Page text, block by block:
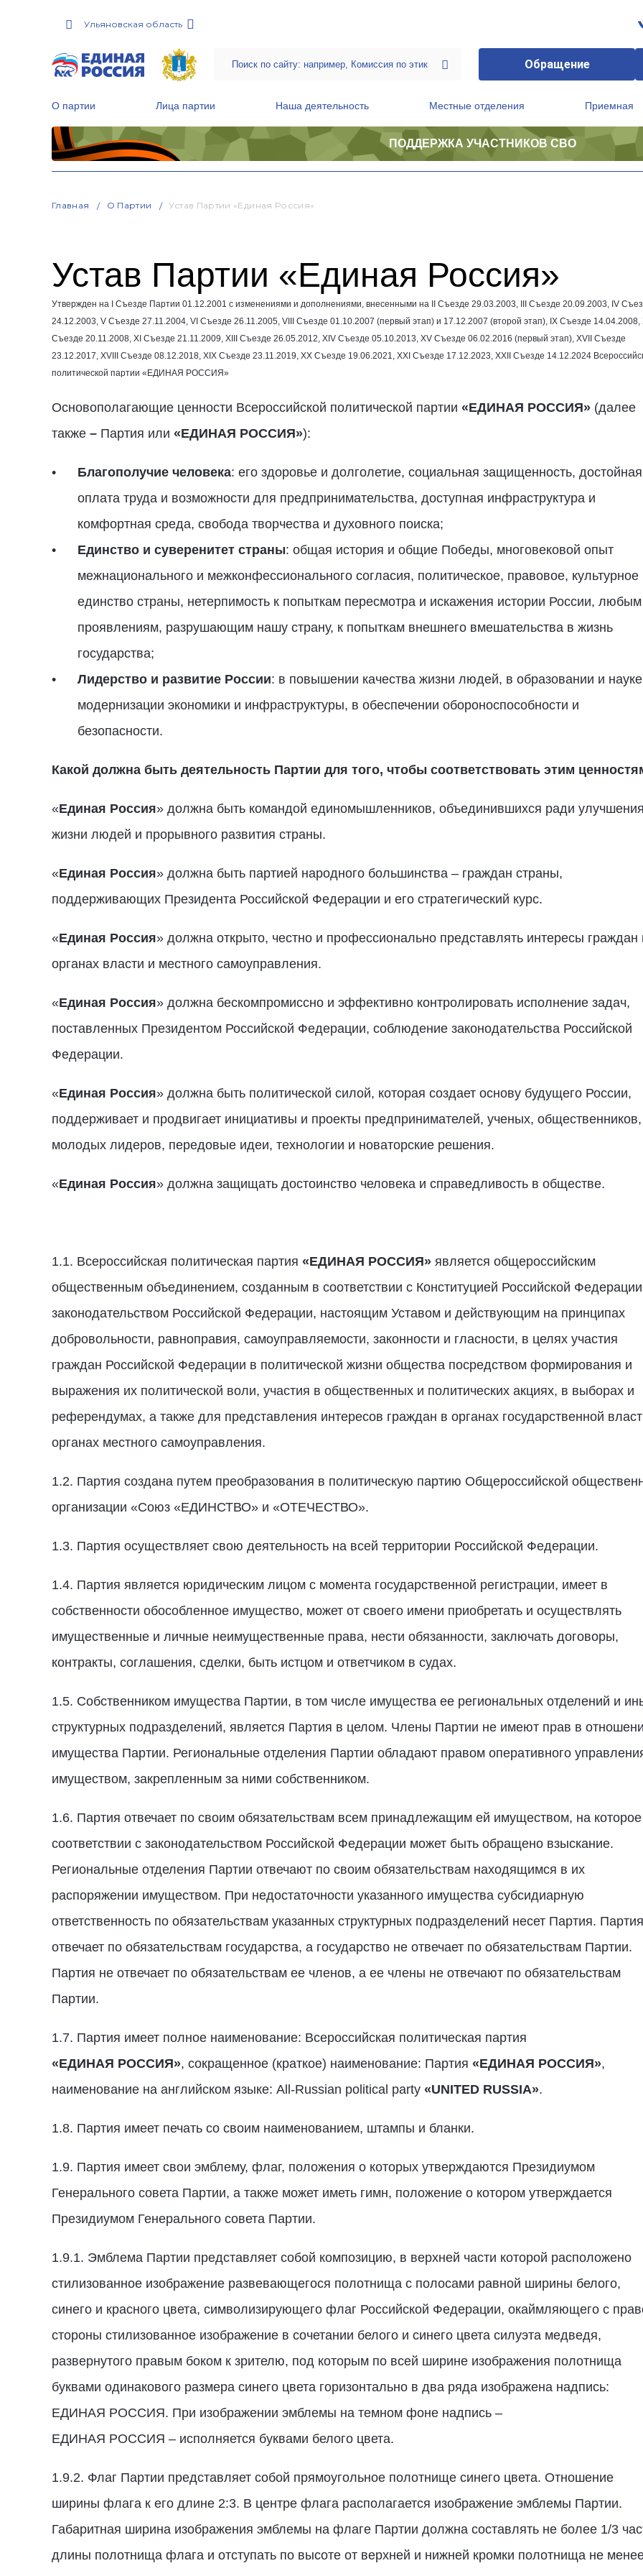
Ульяновская область
Обращение
О партии Лица партии Наша деятельность Местные отделения Приемная
ПОДДЕРЖКА УЧАСТНИКОВ СВО
Главная О Партии Устав Партии «Единая Россия»
Устав Партии «Единая Россия»
Утвержден на I Съезде Партии 01.12.2001 с изменениями и дополнениями, внесенными на II Съезде 29.03.2003, III Съезде 20.09.2003, IV
24.12.2003, V Съезде 27.11.2004, VI Съезде 26.11.2005, VIII Съезде 01.10.2007 (первый этап) и 17.12.2007 (второй этап), IX Съезде 14.04.2008,
Съезде 20.11.2008, ХI Съезде 21.11.2009, ХIII Съезде 26.05.2012, ХIV Съезде 05.10.2013, ХV Съезде 06.02.2016 (первый этап), XVII Съезде
23.12.2017, XVIII Съезде 08.12.2018, XIX Съезде 23.11.2019, XX Съезде 19.06.2021, XXI Съезде 17.12.2023, XXII Съезде 14.12.2024
политической партии «ЕДИНАЯ РОССИЯ»
Основополагающие ценности Всероссийской политической партии «ЕДИНАЯ РОССИЯ» (далее
также – Партия или «ЕДИНАЯ РОССИЯ»):
Благополучие человека: его здоровье и долголетие, социальная защищенность, достойная
оплата труда и возможности для предпринимательства, доступная инфраструктура и
комфортная среда, свобода творчества и духовного поиска;
Единство и суверенитет страны: общая история и общие Победы, многовековой опыт
межнационального и межконфессионального согласия, политическое, правовое, культурное
единство страны, нетерпимость к попыткам пересмотра и искажения истории России, любым
проявлениям, разрушающим нашу страну, к попыткам внешнего вмешательства в жизнь
государства;
Лидерство и развитие России: в повышении качества жизни людей, в образовании и
модернизации экономики и инфраструктуры, в обеспечении обороноспособности и
безопасности.
Какой должна быть деятельность Партии для того, чтобы соответствовать этим
«Единая Россия» должна быть командой единомышленников, объединившихся ради улучшения
жизни людей и прорывного развития страны.
«Единая Россия» должна быть партией народного большинства – граждан страны,
поддерживающих Президента Российской Федерации и его стратегический курс.
«Единая Россия» должна открыто, честно и профессионально представлять интересы граждан
органах власти и местного самоуправления.
«Единая Россия» должна бескомпромиссно и эффективно контролировать исполнение задач,
поставленных Президентом Российской Федерации, соблюдение законодательства Российской
Федерации.
«Единая Россия» должна быть политической силой, которая создает основу будущего России,
поддерживает и продвигает инициативы и проекты предпринимателей, ученых, общественников,
молодых лидеров, передовые идеи, технологии и новаторские решения.
«Единая Россия» должна защищать достоинство человека и справедливость в обществе.
1.1. Всероссийская политическая партия «ЕДИНАЯ РОССИЯ» является общероссийским
общественным объединением, созданным в соответствии с Конституцией Российской
законодательством Российской Федерации, настоящим Уставом и действующим на принципах
добровольности, равноправия, самоуправляемости, законности и гласности, в целях участия
граждан Российской Федерации в политической жизни общества посредством формирования и
выражения их политической воли, участия в общественных и политических акциях, в выборах и
референдумах, а также для представления интересов граждан в органах государственной
органах местного самоуправления.
1.2. Партия создана путем преобразования в политическую партию Общероссийской
организации «Союз «ЕДИНСТВО» и «ОТЕЧЕСТВО».
1.3. Партия осуществляет свою деятельность на всей территории Российской Федерации.
1.4. Партия является юридическим лицом с момента государственной регистрации, имеет в
собственности обособленное имущество, может от своего имени приобретать и осуществлять
имущественные и личные неимущественные права, нести обязанности, заключать договоры,
контракты, соглашения, сделки, быть истцом и ответчиком в судах.
1.5. Собственником имущества Партии, в том числе имущества ее региональных отделений и
структурных подразделений, является Партия в целом. Члены Партии не имеют прав в
имущества Партии. Региональные отделения Партии обладают правом оперативного
имуществом, закрепленным за ними собственником.
1.6. Партия отвечает по своим обязательствам всем принадлежащим ей имуществом, на
соответствии с законодательством Российской Федерации может быть обращено взыскание.
Региональные отделения Партии отвечают по своим обязательствам находящимся в их
распоряжении имуществом. При недостаточности указанного имущества субсидиарную
ответственность по обязательствам указанных структурных подразделений несет Партия.
отвечает по обязательствам государства, а государство не отвечает по обязательствам Партии.
Партия не отвечает по обязательствам ее членов, а ее члены не отвечают по обязательствам
Партии.
1.7. Партия имеет полное наименование: Всероссийская политическая партия
«ЕДИНАЯ РОССИЯ», сокращенное (краткое) наименование: Партия «ЕДИНАЯ РОССИЯ»,
наименование на английском языке: All-Russian political party «UNITED RUSSIA».
1.8. Партия имеет печать со своим наименованием, штампы и бланки.
1.9. Партия имеет свои эмблему, флаг, положения о которых утверждаются Президиумом
Генерального совета Партии, а также может иметь гимн, положение о котором утверждается
Президиумом Генерального совета Партии.
1.9.1. Эмблема Партии представляет собой композицию, в верхней части которой расположено
стилизованное изображение развевающегося полотнища с полосами равной ширины белого,
синего и красного цвета, символизирующего флаг Российской Федерации, окаймляющего с
стороны стилизованное изображение в сочетании белого и синего цвета силуэта медведя,
развернутого правым боком к зрителю, под которым по всей ширине изображения полотнища
буквами одинакового размера синего цвета горизонтально в два ряда изображена надпись:
ЕДИНАЯ РОССИЯ. При изображении эмблемы на темном фоне надпись –
ЕДИНАЯ РОССИЯ – исполняется буквами белого цвета.
1.9.2. Флаг Партии представляет собой прямоугольное полотнище синего цвета. Отношение
ширины флага к его длине 2:3. В центре флага располагается изображение эмблемы Партии.
Габаритная ширина изображения эмблемы на флаге Партии должна составлять не более 1/3
длины полотнища флага и отступать по высоте от верхней и нижней кромки полотнища не